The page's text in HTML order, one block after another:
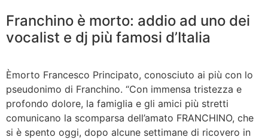
Franchino è morto: addio ad uno dei
vocalist e dj più famosi d’Italia
Èmorto Francesco Principato, conosciuto ai più con lo
pseudonimo di Franchino. “Con immensa tristezza e
profondo dolore, la famiglia e gli amici più stretti
comunicano la scomparsa dell’amato FRANCHINO, che
si è spento oggi, dopo alcune settimane di ricovero in